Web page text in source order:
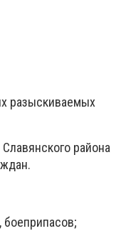
разыскиваемых
района
боеприпасов;